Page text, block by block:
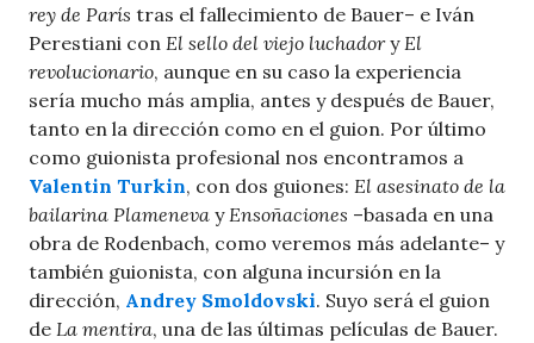
rey de París tras el fallecimiento de Bauer– e Iván
Perestiani con El sello del viejo luchadoryEl
revolucionario, aunque en su caso la experiencia
sería mucho más amplia, antes y después de Bauer,
tanto en la dirección como en el guion. Por último
como guionista profesional nos encontramos a
Valentin Turkin, con dos guiones: El asesinato de la
bailarina Plameneva yEnsoñaciones –basada en una
obra de Rodenbach, como veremos más adelante– y
también guionista, con alguna incursión en la
dirección, Andrey Smoldovski. Suyo será el guion
de La mentira, una de las últimas películas de Bauer.